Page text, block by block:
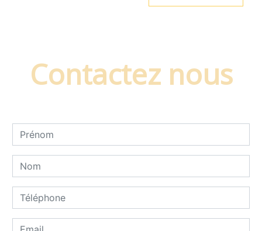
Contactez nous